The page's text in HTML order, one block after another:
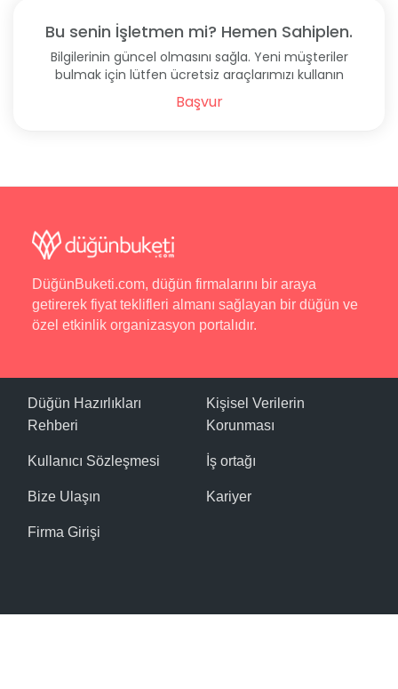
Bu senin İşletmen mi? Hemen Sahiplen.
Bilgilerinin güncel olmasını sağla. Yeni müşteriler
bulmak için lütfen ücretsiz araçlarımızı kullanın
Başvur
DüğünBuketi.com, düğün firmalarını bir araya
getirerek fiyat teklifleri almanı sağlayan bir düğün ve
özel etkinlik organizasyon portalıdır.
Düğün Hazırlıkları
Rehberi
Kullanıcı Sözleşmesi
Bize Ulaşın
Firma Girişi
Kişisel Verilerin
Korunması
İş ortağı
Kariyer